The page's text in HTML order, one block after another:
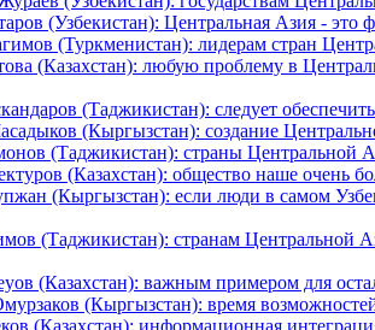
(Узбекистан): Центральная Азия - это
(Туркменистан): лидерам стран
(Казахстан): любую проблему в
(Таджикистан): следует
(Кыргызстан): создание
(Таджикистан): страны Центральной
(Казахстан): общество наше очень
(Кыргызстан): если люди в самом
(Таджикистан): странам Центральной
(Казахстан): важным примером для
(Кыргызстан): время
(Казахстан): информационная